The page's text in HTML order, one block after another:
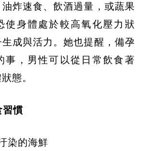
炸速食、飲酒過量，或蔬果
使身體處於較高氧化壓力狀
成與活力。她也提醒，備孕
事，男性可以從日常飲食著
態。
習慣
染的海鮮